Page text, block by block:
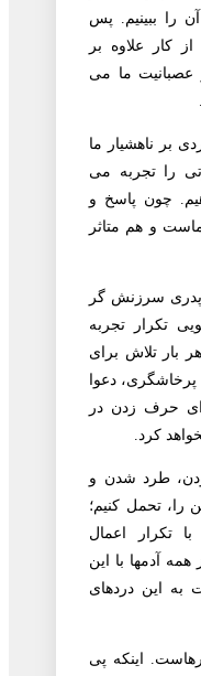
را ببینیم. پس
کار علاوه بر
عصبانیت ما می
بر ناهشیار ما
را تجربه می
چون پاسخ و
و هم متاثر
سرزنش گر
تکرار تجربه
بار تلاش برای
دعوا
حرف زدن در
کرد.
طرد شدن و
را، تحمل کنیم؛
تکرار اعمال
آدمها با این
به این دردهای
اینکه پی